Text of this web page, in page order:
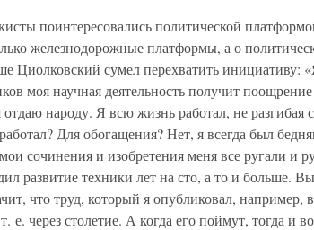
поинтересовались политической
железнодорожные платформы, а о
Циолковский сумел перехватить инициативу:
моя научная деятельность получит
отдаю народу. Я всю жизнь работал, не
Для обогащения? Нет, я всегда был
сочинения и изобретения меня все ругали и
развитие техники лет на сто, а то и больше.
что труд, который я опубликовал, например,
е. через столетие. А когда его поймут, тогда и